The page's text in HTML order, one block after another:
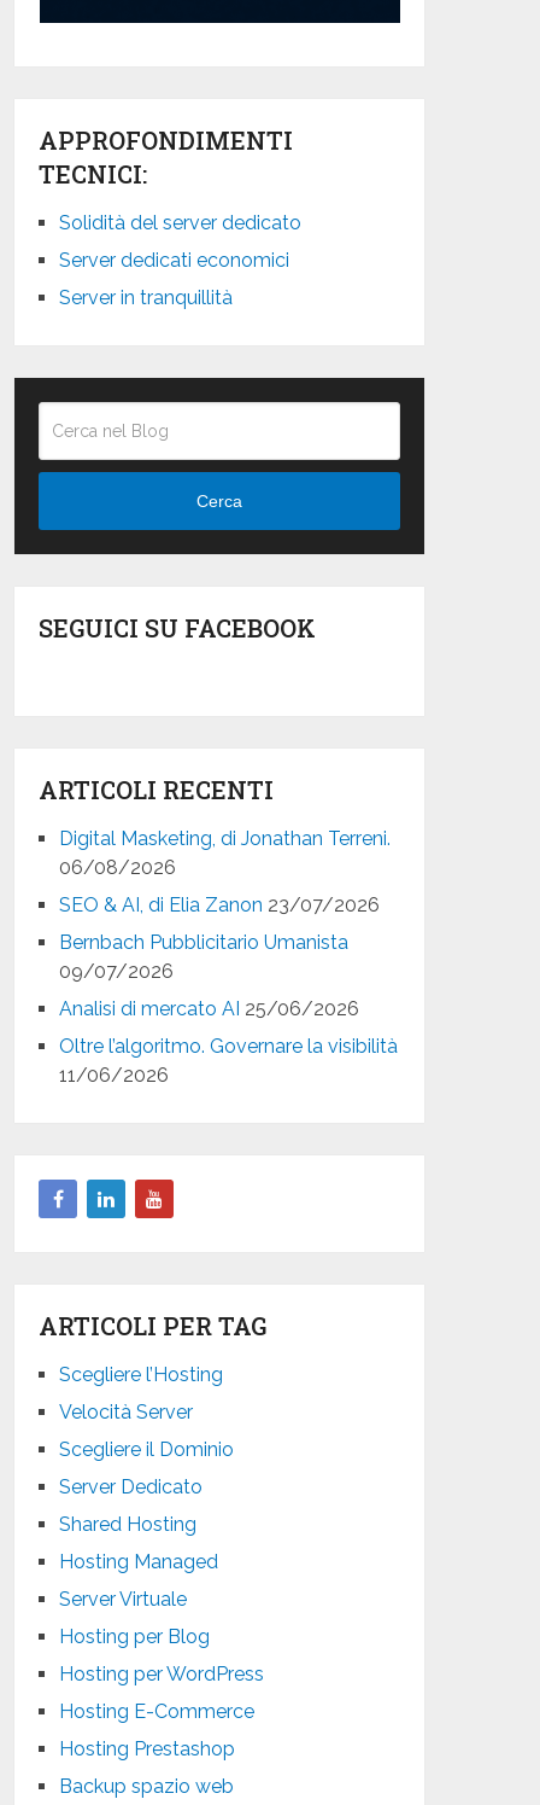
APPROFONDIMENTI
TECNICI:
Solidità del server dedicato
Server dedicati economici
Server in tranquillità
Cerca
SEGUICI SU FACEBOOK
ARTICOLI RECENTI
Digital Masketing, di Jonathan Terreni.
06/08/2026
SEO & AI, di Elia Zanon 23/07/2026
Bernbach Pubblicitario Umanista
09/07/2026
Analisi di mercato AI 25/06/2026
Oltre l’algoritmo. Governare la visibilità
11/06/2026
ARTICOLI PER TAG
Scegliere l’Hosting
Velocità Server
Scegliere il Dominio
Server Dedicato
Shared Hosting
Hosting Managed
Server Virtuale
Hosting per Blog
Hosting per WordPress
Hosting E-Commerce
Hosting Prestashop
Backup spazio web